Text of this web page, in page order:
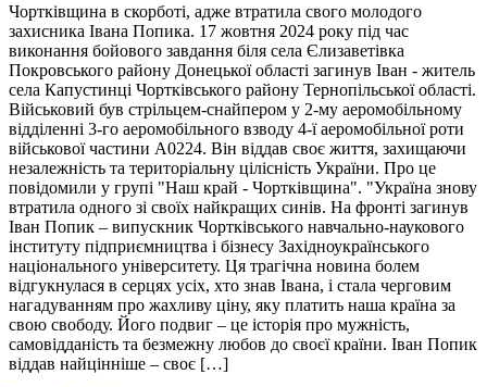
Чортківщина в скорботі, адже втратила свого молодого
захисника Івана Попика. 17 жовтня 2024 року під час
виконання бойового завдання біля села Єлизаветівка
Покровського району Донецької області загинув Іван - житель
села Капустинці Чортківського району Тернопільської області.
Військовий був стрільцем-снайпером у 2-му аеромобільному
відділенні 3-го аеромобільного взводу 4-ї аеромобільної роти
військової частини А0224. Він віддав своє життя, захищаючи
незалежність та територіальну цілісність України. Про це
повідомили у групі "Наш край - Чортківщина". "Україна знову
втратила одного зі своїх найкращих синів. На фронті загинув
Іван Попик – випускник Чортківського навчально-наукового
інституту підприємництва і бізнесу Західноукраїнського
національного університету. Ця трагічна новина болем
відгукнулася в серцях усіх, хто знав Івана, і стала черговим
нагадуванням про жахливу ціну, яку платить наша країна за
свою свободу. Його подвиг – це історія про мужність,
самовідданість та безмежну любов до своєї країни. Іван Попик
віддав найцінніше – своє […]